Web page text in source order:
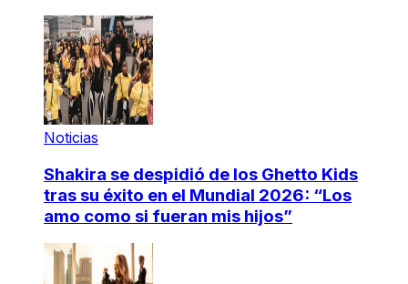
Noticias
Shakira se despidió de los Ghetto Kids
tras su éxito en el Mundial 2026: “Los
amo como si fueran mis hijos”